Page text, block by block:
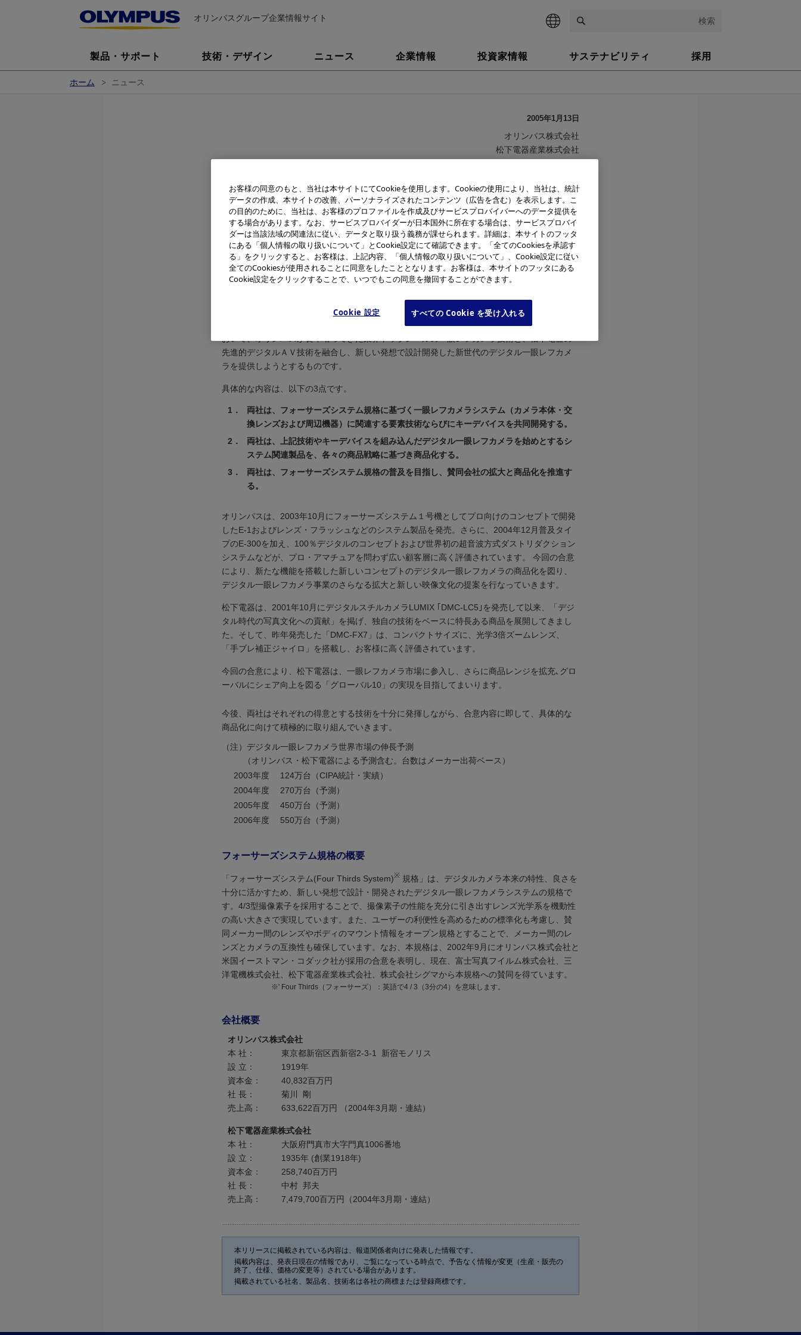
オリンパスグループ企業情報サイト 検索
製品・サポート 技術・デザイン ニュース 企業情報 投資家情報 サステナビリティ 採用
ホーム ニュース
2005年1月13日
オリンパス株式会社
松下電器産業株式会社
オリンパスと松下電器
レンズ交換式デジタル一眼レフカメラの共同開発で合意
オリンパス株式会社（以下､ オリンパス）と松下電器産業株式会社（以下､ 松下電器）は、レン
ズ交換式デジタル一眼レフカメラシステムの規格「フォーサーズシステム規格」に準拠したデ
ジタル一眼レフカメラの共同開発にこのほど合意しました。今後、両社は関連する要素技術と
キーデバイスを共同で開発し、ユーザーメリットの高い「フォーサーズシステム規格」の特長
今回の合意は、急速なスピードでグローバルに拡大するデジタル一眼レフカメラ市場（注）に
先進的デジタルＡＶ技術を融合し、新しい発想で設計開発した新世代のデジタル一眼レフカメ
ラを提供しようとするものです。
具体的な内容は、以下の3点です。
1．
両社は、フォーサーズシステム規格に基づく一眼レフカメラシステム（カメラ本体・交
換レンズおよび周辺機器）に関連する要素技術ならびにキーデバイスを共同開発する。
2．
両社は、上記技術やキーデバイスを組み込んだデジタル一眼レフカメラを始めとするシ
ステム関連製品を、各々の商品戦略に基づき商品化する。
3．
両社は、フォーサーズシステム規格の普及を目指し、賛同会社の拡大と商品化を推進す
る。
オリンパスは、2003年10月にフォーサーズシステム１号機としてプロ向けのコンセプトで開発
したE-1およびレンズ・フラッシュなどのシステム製品を発売。さらに、2004年12月普及タイ
プのE-300を加え、100％デジタルのコンセプトおよび世界初の超音波方式ダストリダクション
システムなどが、プロ・アマチュアを問わず広い顧客層に高く評価されています。 今回の合意
により、新たな機能を搭載した新しいコンセプトのデジタル一眼レフカメラの商品化を図り、
デジタル一眼レフカメラ事業のさらなる拡大と新しい映像文化の提案を行なっていきます。
松下電器は、2001年10月にデジタルスチルカメラLUMIX ｢DMC-LC5｣を発売して以来、「デジ
タル時代の写真文化への貢献」を掲げ、独自の技術をベースに特長ある商品を展開してきまし
た。そして、昨年発売した「DMC-FX7」は、コンパクトサイズに、光学3倍ズームレンズ、
「手ブレ補正ジャイロ」を搭載し、お客様に高く評価されています。
今回の合意により、松下電器は、一眼レフカメラ市場に参入し、さらに商品レンジを拡充､グロ
ーバルにシェア向上を図る「グローバル10」の実現を目指してまいります。
今後、両社はそれぞれの得意とする技術を十分に発揮しながら、合意内容に即して、具体的な
商品化に向けて積極的に取り組んでいきます。
（注）デジタル一眼レフカメラ世界市場の伸長予測
（オリンパス・松下電器による予測含む。台数はメーカー出荷ベース）
2003年度
124万台（CIPA統計・実績）
2004年度
270万台（予測）
2005年度
450万台（予測）
2006年度
550万台（予測）
フォーサーズシステム規格の概要
「フォーサーズシステム(Four Thirds System)※ 規格」は、デジタルカメラ本来の特性、良さを
十分に活かすため、新しい発想で設計・開発されたデジタル一眼レフカメラシステムの規格で
す。4/3型撮像素子を採用することで、撮像素子の性能を充分に引き出すレンズ光学系を機動性
の高い大きさで実現しています。また、ユーザーの利便性を高めるための標準化も考慮し、賛
同メーカー間のレンズやボディのマウント情報をオープン規格とすることで、メーカー間のレ
ンズとカメラの互換性も確保しています。なお、本規格は、2002年9月にオリンパス株式会社と
米国イーストマン・コダック社が採用の合意を表明し、現在、富士写真フイルム株式会社、三
洋電機株式会社、松下電器産業株式会社、株式会社シグマから本規格への賛同を得ています。
※' Four Thirds（フォーサーズ）：英語で4 / 3（3分の4）を意味します。
会社概要
オリンパス株式会社
本 社：
東京都新宿区西新宿2-3-1 新宿モノリス
設 立：
1919年
資本金：
40,832百万円
社 長：
菊川 剛
売上高：
633,622百万円 （2004年3月期・連結）
松下電器産業株式会社
本 社：
大阪府門真市大字門真1006番地
設 立：
1935年 (創業1918年)
資本金：
258,740百万円
社 長：
中村 邦夫
売上高：
7,479,700百万円（2004年3月期・連結）
本リリースに掲載されている内容は、報道関係者向けに発表した情報です。
掲載内容は、発表日現在の情報であり、ご覧になっている時点で、予告なく情報が変更（生産・販売の
終了、仕様、価格の変更等）されている場合があります。
掲載されている社名、製品名、技術名は各社の商標または登録商標です。
お客様の同意のもと、当社は本サイトにてCookieを使用します。Cookieの使用により、当社は、統計
データの作成、本サイトの改善、パーソナライズされたコンテンツ（広告を含む）を表示します。こ
の目的のために、当社は、お客様のプロファイルを作成及びサービスプロバイバーへのデータ提供を
する場合があります。なお、サービスプロバイダーが日本国外に所在する場合は、サービスプロバイ
ダーは当該法域の関連法に従い、データと取り扱う義務が課せられます。詳細は、本サイトのフッタ
にある「個人情報の取り扱いについて」とCookie設定にて確認できます。「全てのCookiesを承認す
る」をクリックすると、お客様は、上記内容、「個人情報の取り扱いについて」、Cookie設定に従い
全てのCookiesが使用されることに同意をしたこととなります。お客様は、本サイトのフッタにある
Cookie設定をクリックすることで、いつでもこの同意を撤回することができます。
Cookie 設定 すべての Cookie を受け入れる